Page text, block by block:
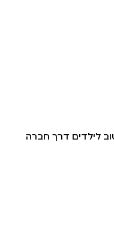
לילדים דרך חברה